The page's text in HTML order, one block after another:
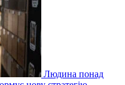
Людина понад